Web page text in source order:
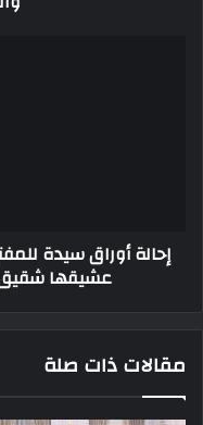
شقيق
إحالة أوراق سيدة
عشيقها
مقالات ذات صلة